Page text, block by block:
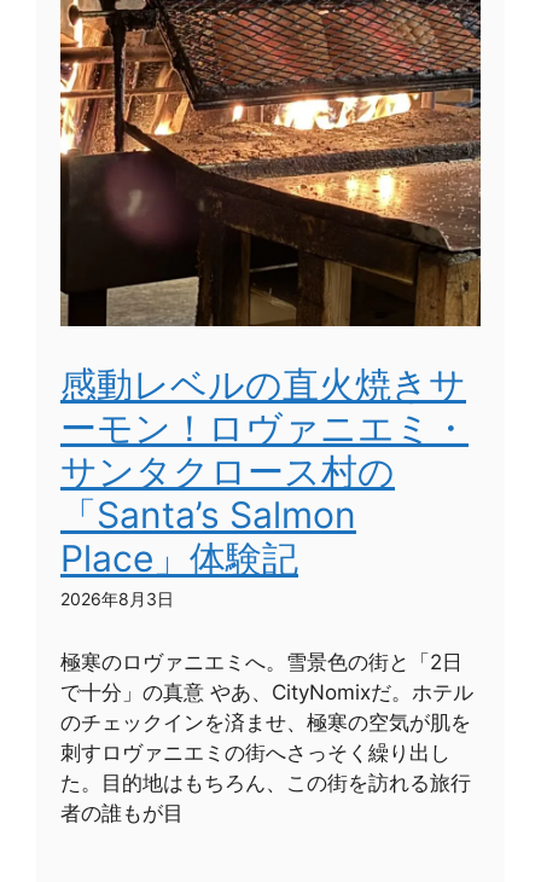
感動レベルの直火焼きサ
ーモン！ロヴァニエミ・
サンタクロース村の
「Santa’s Salmon
Place」体験記
2026年8月3日
極寒のロヴァニエミへ。雪景色の街と「2日
で十分」の真意 やあ、CityNomixだ。ホテル
のチェックインを済ませ、極寒の空気が肌を
刺すロヴァニエミの街へさっそく繰り出し
た。目的地はもちろん、この街を訪れる旅行
者の誰もが目